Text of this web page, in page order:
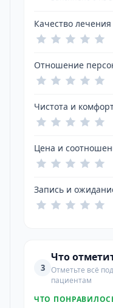
Качество лечения
Отношение
Чистота и
Цена и
Запись и
3
Что
Отметьте всё
пациентам
ЧТО